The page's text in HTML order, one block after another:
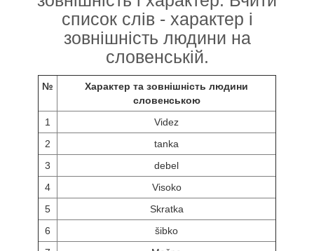
список слів - характер і
зовнішність людини на
словенській.
№
Характер та зовнішність людини
словенською
1
Videz
2
tanka
3
debel
4
Visoko
5
Skratka
6
šibko